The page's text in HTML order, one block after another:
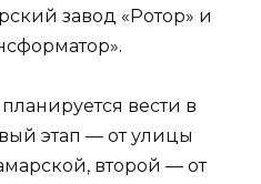
завод «Ротор» и
вести в
этап — от улицы
второй — от